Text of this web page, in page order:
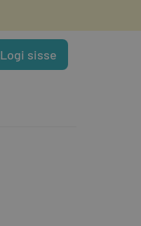
Logi sisse